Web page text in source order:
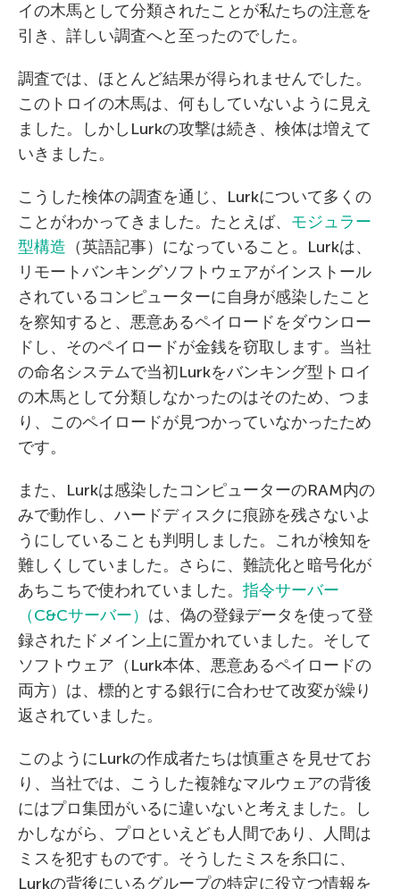
イの木馬として分類されたことが私たちの注意を
引き、詳しい調査へと至ったのでした。
調査では、ほとんど結果が得られませんでした。
このトロイの木馬は、何もしていないように見え
ました。しかしLurkの攻撃は続き、検体は増えて
いきました。
こうした検体の調査を通じ、Lurkについて多くの
ことがわかってきました。たとえば、 モジュラー
型構造 （英語記事）になっていること。Lurkは、
リモートバンキングソフトウェアがインストール
されているコンピューターに自身が感染したこと
を察知すると、悪意あるペイロードをダウンロー
ドし、そのペイロードが金銭を窃取します。当社
の命名システムで当初Lurkをバンキング型トロイ
の木馬として分類しなかったのはそのため、つま
り、このペイロードが見つかっていなかったため
です。
また、Lurkは感染したコンピューターのRAM内の
みで動作し、ハードディスクに痕跡を残さないよ
うにしていることも判明しました。これが検知を
難しくしていました。さらに、難読化と暗号化が
あちこちで使われていました。 指令サーバー
（C&Cサーバー） は、偽の登録データを使って登
録されたドメイン上に置かれていました。そして
ソフトウェア（Lurk本体、悪意あるペイロードの
両方）は、標的とする銀行に合わせて改変が繰り
返されていました。
このようにLurkの作成者たちは慎重さを見せてお
り、当社では、こうした複雑なマルウェアの背後
にはプロ集団がいるに違いないと考えました。し
かしながら、プロといえども人間であり、人間は
ミスを犯すものです。そうしたミスを糸口に、
Lurkの背後にいるグループの特定に役立つ情報を